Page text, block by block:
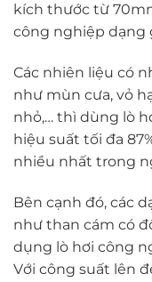
kích thước từ
công nghiệp dạng
Các nhiên liệu có
như mùn cưa, vỏ
nhỏ,… thì dùng lò
hiệu suất tối đa
nhiều nhất trong
Bên cạnh đó, các
như than cám có
dụng lò hơi công
Với công suất lên